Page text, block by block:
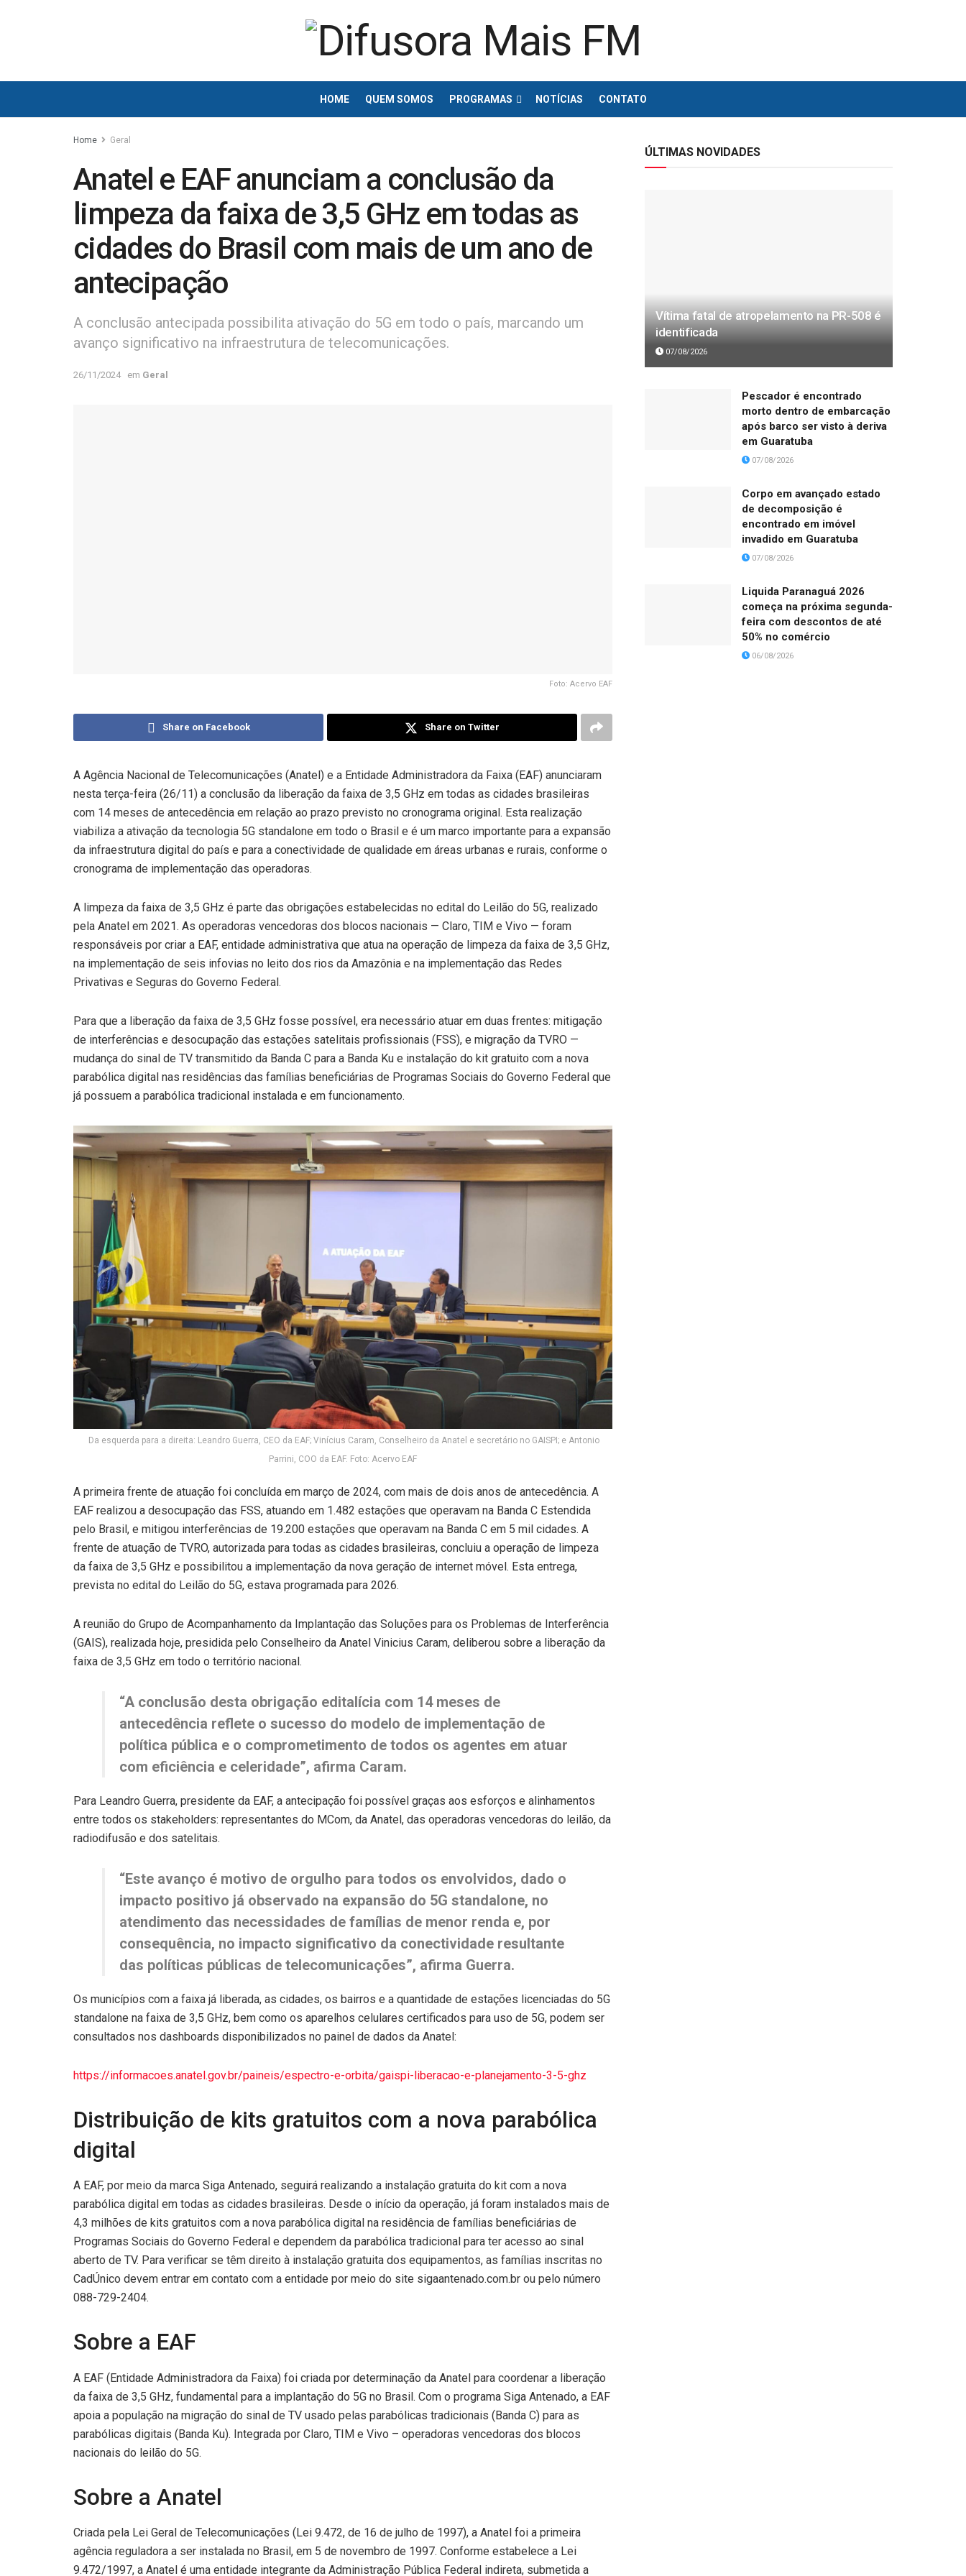
HOME QUEM SOMOS PROGRAMAS NOTÍCIAS CONTATO
Home Geral
Anatel e EAF anunciam a conclusão da
limpeza da faixa de 3,5 GHz em todas as
cidades do Brasil com mais de um ano de
antecipação
A conclusão antecipada possibilita ativação do 5G em todo o país, marcando um
avanço significativo na infraestrutura de telecomunicações.
26/11/2024 em Geral
Foto: Acervo EAF
Share on Facebook Share on Twitter
A Agência Nacional de Telecomunicações (Anatel) e a Entidade Administradora da Faixa (EAF) anunciaram
nesta terça-feira (26/11) a conclusão da liberação da faixa de 3,5 GHz em todas as cidades brasileiras
com 14 meses de antecedência em relação ao prazo previsto no cronograma original. Esta realização
viabiliza a ativação da tecnologia 5G standalone em todo o Brasil e é um marco importante para a expansão
da infraestrutura digital do país e para a conectividade de qualidade em áreas urbanas e rurais, conforme o
cronograma de implementação das operadoras.
A limpeza da faixa de 3,5 GHz é parte das obrigações estabelecidas no edital do Leilão do 5G, realizado
pela Anatel em 2021. As operadoras vencedoras dos blocos nacionais — Claro, TIM e Vivo — foram
responsáveis por criar a EAF, entidade administrativa que atua na operação de limpeza da faixa de 3,5 GHz,
na implementação de seis infovias no leito dos rios da Amazônia e na implementação das Redes
Privativas e Seguras do Governo Federal.
Para que a liberação da faixa de 3,5 GHz fosse possível, era necessário atuar em duas frentes: mitigação
de interferências e desocupação das estações satelitais profissionais (FSS), e migração da TVRO —
mudança do sinal de TV transmitido da Banda C para a Banda Ku e instalação do kit gratuito com a nova
parabólica digital nas residências das famílias beneficiárias de Programas Sociais do Governo Federal que
já possuem a parabólica tradicional instalada e em funcionamento.
Da esquerda para a direita: Leandro Guerra, CEO da EAF; Vinícius Caram, Conselheiro da Anatel e secretário no GAISPI; e Antonio
Parrini, COO da EAF. Foto: Acervo EAF
A primeira frente de atuação foi concluída em março de 2024, com mais de dois anos de antecedência. A
EAF realizou a desocupação das FSS, atuando em 1.482 estações que operavam na Banda C Estendida
pelo Brasil, e mitigou interferências de 19.200 estações que operavam na Banda C em 5 mil cidades. A
frente de atuação de TVRO, autorizada para todas as cidades brasileiras, concluiu a operação de limpeza
da faixa de 3,5 GHz e possibilitou a implementação da nova geração de internet móvel. Esta entrega,
prevista no edital do Leilão do 5G, estava programada para 2026.
A reunião do Grupo de Acompanhamento da Implantação das Soluções para os Problemas de Interferência
(GAIS), realizada hoje, presidida pelo Conselheiro da Anatel Vinicius Caram, deliberou sobre a liberação da
faixa de 3,5 GHz em todo o território nacional.
“A conclusão desta obrigação editalícia com 14 meses de
antecedência reflete o sucesso do modelo de implementação de
política pública e o comprometimento de todos os agentes em atuar
com eficiência e celeridade”, afirma Caram.
Para Leandro Guerra, presidente da EAF, a antecipação foi possível graças aos esforços e alinhamentos
entre todos os stakeholders: representantes do MCom, da Anatel, das operadoras vencedoras do leilão, da
radiodifusão e dos satelitais.
“Este avanço é motivo de orgulho para todos os envolvidos, dado o
impacto positivo já observado na expansão do 5G standalone, no
atendimento das necessidades de famílias de menor renda e, por
consequência, no impacto significativo da conectividade resultante
das políticas públicas de telecomunicações”, afirma Guerra.
Os municípios com a faixa já liberada, as cidades, os bairros e a quantidade de estações licenciadas do 5G
standalone na faixa de 3,5 GHz, bem como os aparelhos celulares certificados para uso de 5G, podem ser
consultados nos dashboards disponibilizados no painel de dados da Anatel:
https://informacoes.anatel.gov.br/paineis/espectro-e-orbita/gaispi-liberacao-e-planejamento-3-5-ghz
Distribuição de kits gratuitos com a nova parabólica
digital
A EAF, por meio da marca Siga Antenado, seguirá realizando a instalação gratuita do kit com a nova
parabólica digital em todas as cidades brasileiras. Desde o início da operação, já foram instalados mais de
4,3 milhões de kits gratuitos com a nova parabólica digital na residência de famílias beneficiárias de
Programas Sociais do Governo Federal e dependem da parabólica tradicional para ter acesso ao sinal
aberto de TV. Para verificar se têm direito à instalação gratuita dos equipamentos, as famílias inscritas no
CadÚnico devem entrar em contato com a entidade por meio do site sigaantenado.com.br ou pelo número
088-729-2404.
Sobre a EAF
A EAF (Entidade Administradora da Faixa) foi criada por determinação da Anatel para coordenar a liberação
da faixa de 3,5 GHz, fundamental para a implantação do 5G no Brasil. Com o programa Siga Antenado, a EAF
apoia a população na migração do sinal de TV usado pelas parabólicas tradicionais (Banda C) para as
parabólicas digitais (Banda Ku). Integrada por Claro, TIM e Vivo – operadoras vencedoras dos blocos
nacionais do leilão do 5G.
Sobre a Anatel
Criada pela Lei Geral de Telecomunicações (Lei 9.472, de 16 de julho de 1997), a Anatel foi a primeira
agência reguladora a ser instalada no Brasil, em 5 de novembro de 1997. Conforme estabelece a Lei
9.472/1997, a Anatel é uma entidade integrante da Administração Pública Federal indireta, submetida a
ÚLTIMAS NOVIDADES
Vítima fatal de atropelamento na PR-508 é
identificada
07/08/2026
Pescador é encontrado
morto dentro de embarcação
após barco ser visto à deriva
em Guaratuba
07/08/2026
Corpo em avançado estado
de decomposição é
encontrado em imóvel
invadido em Guaratuba
07/08/2026
Liquida Paranaguá 2026
começa na próxima segunda-
feira com descontos de até
50% no comércio
06/08/2026